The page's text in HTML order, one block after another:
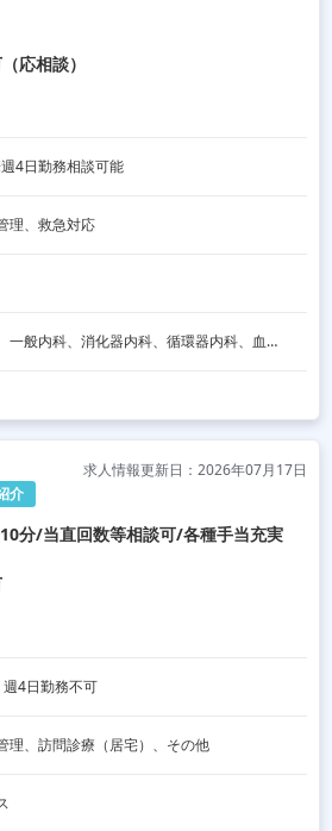
応相談）
4日勤務相談可能
理、救急対応
呼吸器内科、一般内科、消化器内科、循環器内科、血液内科、脳神経内科、内分泌内科、老人内科、一般外科、消化器外科、その他
介
求人情報更新日：2026年07月17日
10分/当直回数等相談可/各種手当充実
4日勤務不可
理、訪問診療（居宅）、その他